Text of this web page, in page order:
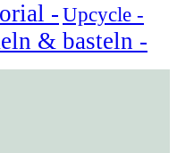
-Upcycle -
& basteln -